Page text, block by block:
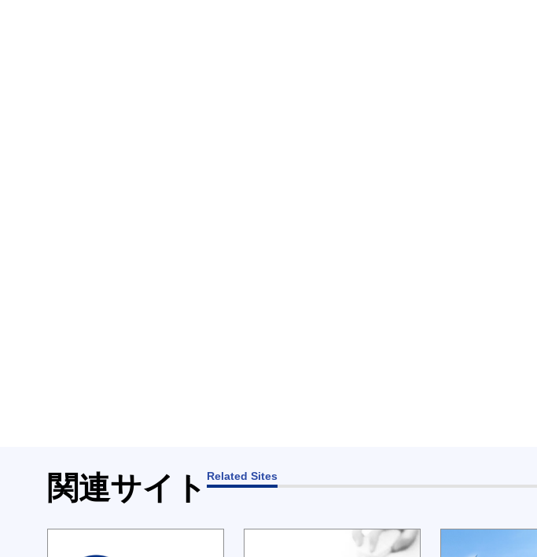
関連サイト Related Sites